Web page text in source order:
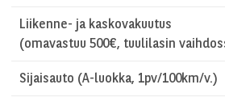
Liikenne- ja kaskovakuutus
(omavastuu 500€, tuulilasin
Sijaisauto (A-luokka, 1pv/100km/v.)